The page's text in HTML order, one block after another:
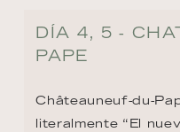
DÍA 4, 5 -
PAPE
Châteauneuf-du-
literalmente “El